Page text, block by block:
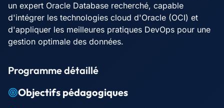
un expert Oracle Database recherché, capable
d'intégrer les technologies cloud d'Oracle (OCI) et
d'appliquer les meilleures pratiques DevOps pour une
gestion optimale des données.
Programme détaillé
Objectifs pédagogiques